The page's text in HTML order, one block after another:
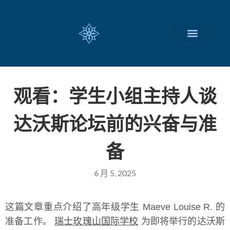
观看：学生小组主持人谈
达沃斯论坛前的兴奋与准
备
6 月 5, 2025
这篇文章重点介绍了高年级学生 Maeve Louise R. 的
准备工作。 瑞士玫瑰山国际学校 为即将举行的达沃斯